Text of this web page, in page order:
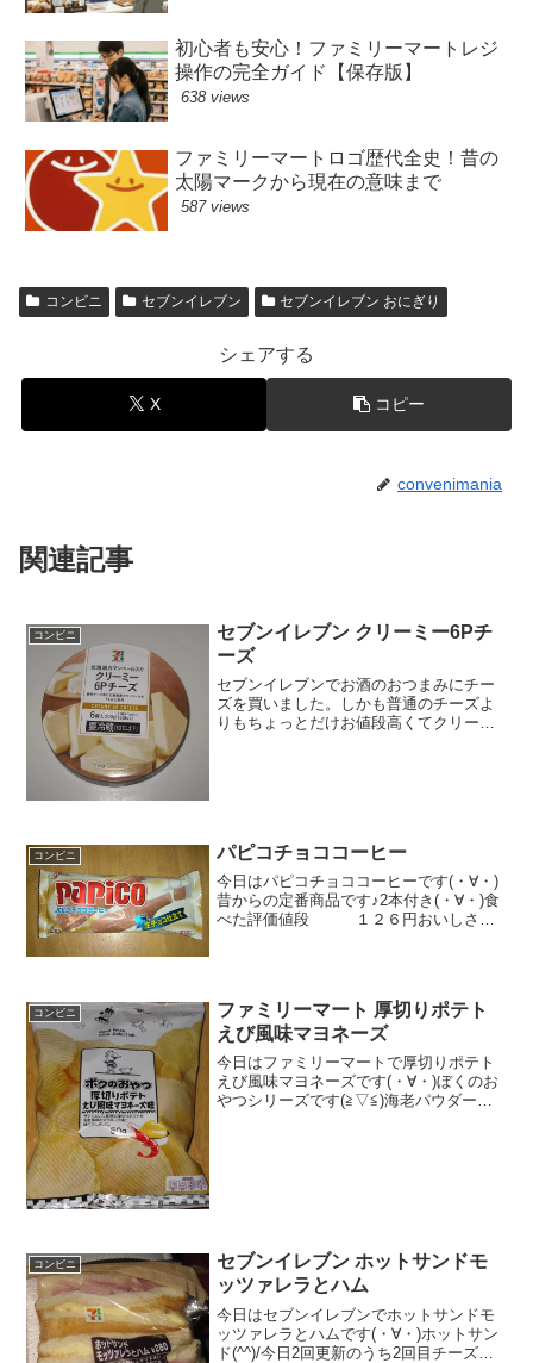
初心者も安心！ファミリーマートレジ
操作の完全ガイド【保存版】
638 views
ファミリーマートロゴ歴代全史！昔の
太陽マークから現在の意味まで
587 views
コンビニ セブンイレブン セブンイレブン おにぎり
シェアする
X コピー
convenimania
関連記事
コンビニ
セブンイレブン クリーミー6Pチ
ーズ
セブンイレブンでお酒のおつまみにチー
ズを買いました。しかも普通のチーズよ
りもちょっとだけお値段高くてクリーミ
コンビニ パピコチョココーヒー
今日はパピコチョココーヒーです(・∀・)
昔からの定番商品です♪2本付き(・∀・)食
べた評価値段 １２６円おいしさ
コンビニ
ファミリーマート 厚切りポテト
えび風味マヨネーズ
今日はファミリーマートで厚切りポテト
えび風味マヨネーズです(・∀・)ぼくのお
やつシリーズです(≧▽≦)海老パウダー入
コンビニ
セブンイレブン ホットサンドモ
ッツァレラとハム
今日はセブンイレブンでホットサンドモ
ッツァレラとハムです(・∀・)ホットサン
ド(^^)/今日2回更新のうち2回目チーズた